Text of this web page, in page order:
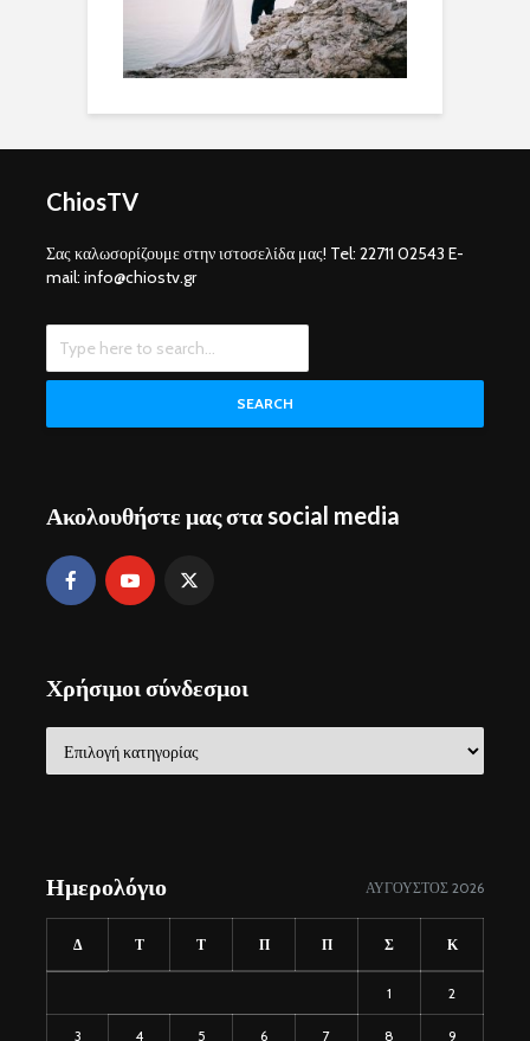
ChiosTV
Σας καλωσορίζουμε στην ιστοσελίδα μας! Tel: 22711 02543 E-
mail: info@chiostv.gr
SEARCH
Ακολουθήστε μας στα social media
Χρήσιμοι σύνδεσμοι
σύνδεσμοι
Ημερολόγιο ΑΎΓΟΥΣΤΟΣ 2026
Δ Τ Τ Π Π Σ Κ
1 2
3 4 5 6 7 8 9